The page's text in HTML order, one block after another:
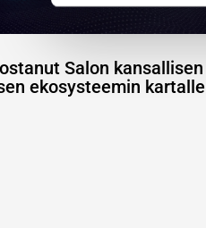
Salon kansallisen
ekosysteemin kartalle